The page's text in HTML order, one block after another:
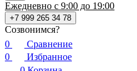
Ежедневно с 9:00 до 19:00
+7 999 265 34 78
Созвонимся?
0
Сравнение
0
Избранное